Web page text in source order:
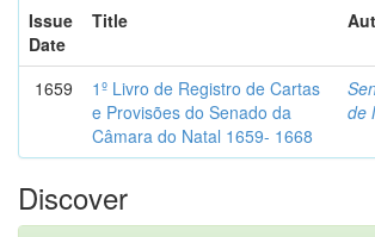
Issue
Date
Title
1659
1º Livro de Registro de Cartas
e Provisões do Senado da
Câmara do Natal 1659- 1668
de
Discover